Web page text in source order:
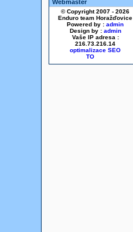
Webmaster
© Copyright 2007 - 2026
Enduro team Horažďovice
Powered by : admin
Design by : admin
Vaše IP adresa :
216.73.216.14
optimalizace SEO